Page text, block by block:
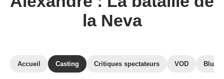
la Neva
Accueil Casting Critiques spectateurs VOD Blu-